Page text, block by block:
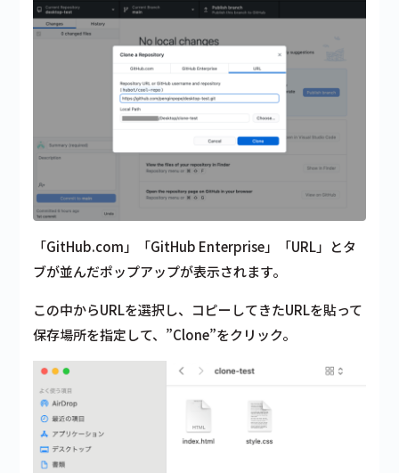
「GitHub.com」「GitHub Enterprise」「URL」とタ
ブが並んだポップアップが表示されます。
この中からURLを選択し、コピーしてきたURLを貼って
保存場所を指定して、”Clone”をクリック。